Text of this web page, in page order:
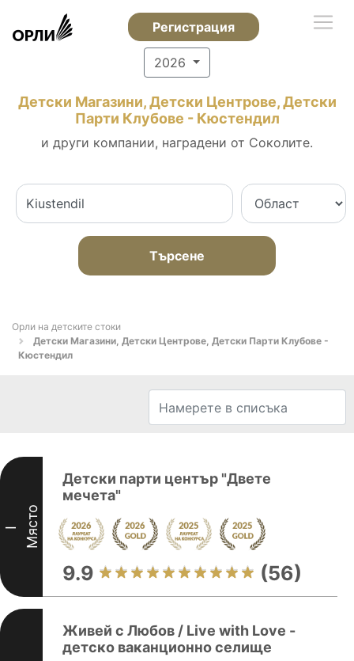
Регистрация
2026
Детски Магазини, Детски Центрове, Детски
Парти Клубове - Кюстендил
и други компании, наградени от Соколите.
Търсене
Орли на детските стоки
Детски Магазини, Детски Центрове, Детски Парти Клубове -
Кюстендил
I Място
Детски парти център "Двете
мечета"
9.9 (56)
Живей с Любов / Live with Love -
детско ваканционно селище